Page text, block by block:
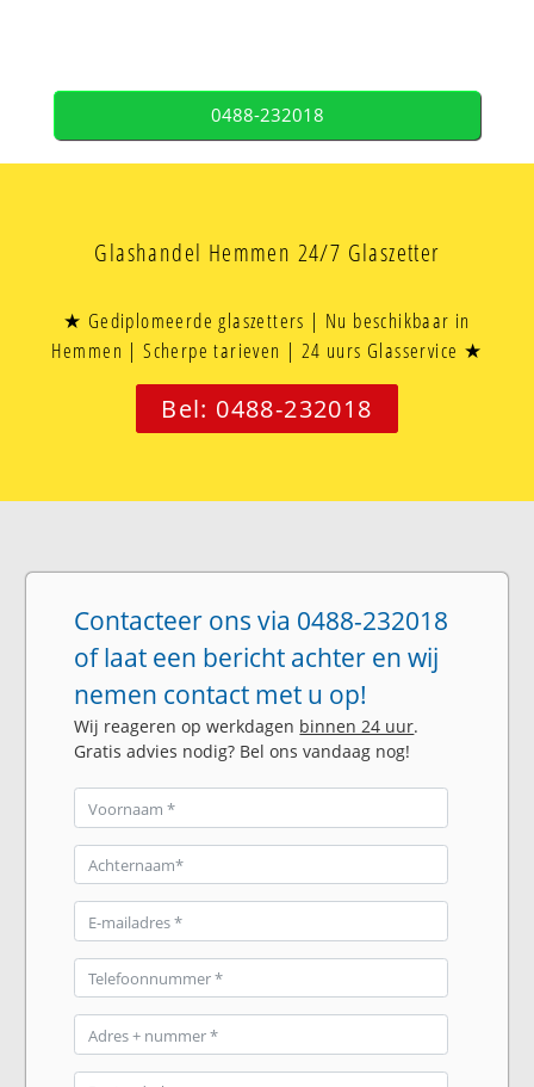
0488-232018
Glashandel Hemmen 24/7 Glaszetter
★ Gediplomeerde glaszetters | Nu beschikbaar in
Hemmen | Scherpe tarieven | 24 uurs Glasservice ★
Bel: 0488-232018
Contacteer ons via 0488-232018
of laat een bericht achter en wij
nemen contact met u op!
Wij reageren op werkdagen binnen 24 uur.
Gratis advies nodig? Bel ons vandaag nog!